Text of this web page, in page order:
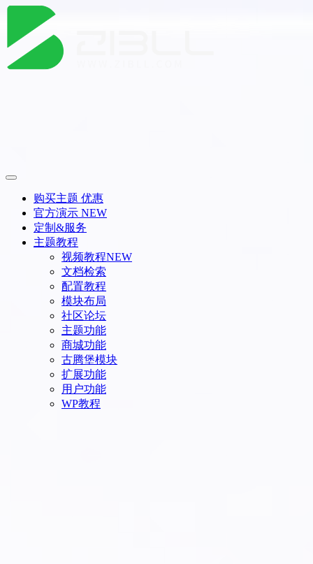
购买主题 优惠
官方演示 NEW
定制&服务
主题教程
视频教程NEW
文档检索
配置教程
模块布局
社区论坛
主题功能
商城功能
古腾堡模块
扩展功能
用户功能
WP教程